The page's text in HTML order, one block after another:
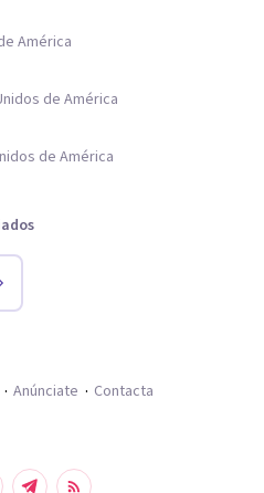
América
de América
de América
Anúnciate Contacta